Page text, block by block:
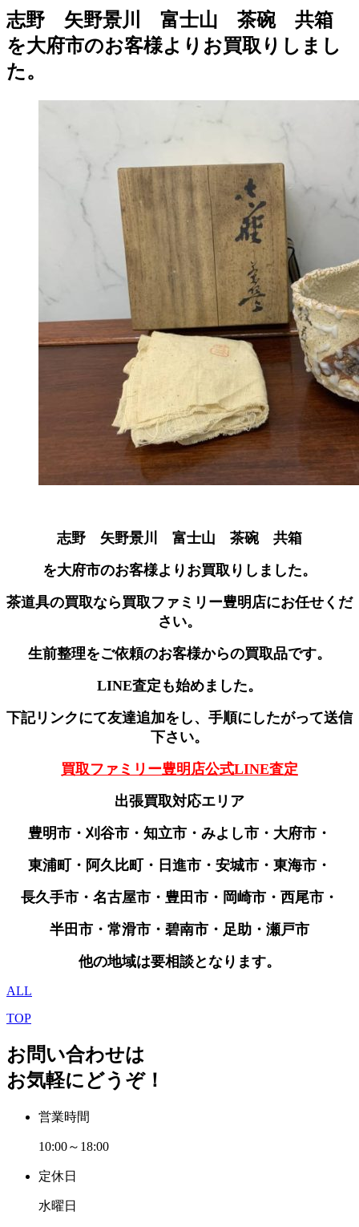
志野 矢野景川 富士山 茶碗 共箱
を大府市のお客様よりお買取りしまし
た。
志野 矢野景川 富士山 茶碗 共箱
を大府市のお客様よりお買取りしました。
茶道具の買取なら買取ファミリー豊明店にお任せくだ
さい。
生前整理をご依頼のお客様からの買取品です。
LINE査定も始めました。
下記リンクにて友達追加をし、手順にしたがって送信
下さい。
買取ファミリー豊明店公式LINE査定
出張買取対応エリア
豊明市・刈谷市・知立市・みよし市・大府市・
東浦町・阿久比町・日進市・安城市・東海市・
長久手市・名古屋市・豊田市・岡崎市・西尾市・
半田市・常滑市・碧南市・足助・瀬戸市
他の地域は要相談となります。
ALL
TOP
お問い合わせは
お気軽にどうぞ！
営業時間
10:00～18:00
定休日
水曜日